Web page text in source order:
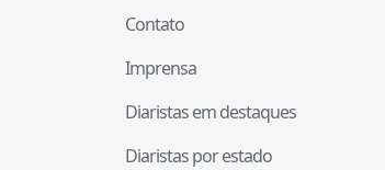
Contato
Imprensa
Diaristas em destaques
Diaristas por estado